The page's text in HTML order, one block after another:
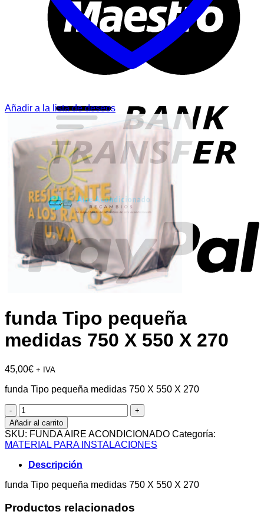
Añadir a la lista de deseos
funda Tipo pequeña
medidas 750 X 550 X 270
45,00€ + IVA
funda Tipo pequeña medidas 750 X 550 X 270
funda
Tipo
pequeña
medidas
750
X
550
X
cantidad
Añadir al carrito
SKU: FUNDA AIRE ACONDICIONADO Categoría:
MATERIAL PARA INSTALACIONES
Descripción
funda Tipo pequeña medidas 750 X 550 X 270
Productos relacionados